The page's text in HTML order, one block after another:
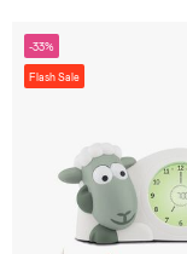
-33%
Flash Sale